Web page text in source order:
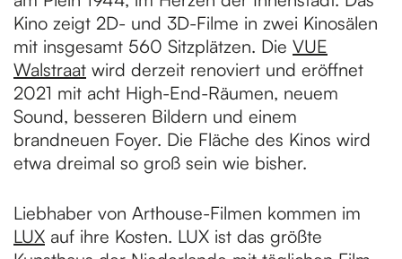
e
Kino zeigt 2D- und 3D-Filme in zwei Kinosälen
mit insgesamt 560 Sitzplätzen. Die VUE
Walstraat wird derzeit renoviert und eröffnet
2021 mit acht High-End-Räumen, neuem
Sound, besseren Bildern und einem
brandneuen Foyer. Die Fläche des Kinos wird
etwa dreimal so groß sein wie bisher.
Liebhaber von Arthouse-Filmen kommen im
LUX auf ihre Kosten. LUX ist das größte